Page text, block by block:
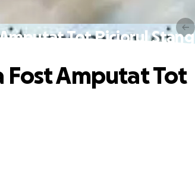
Tot Piciorul Stang
Fost Amputat Tot